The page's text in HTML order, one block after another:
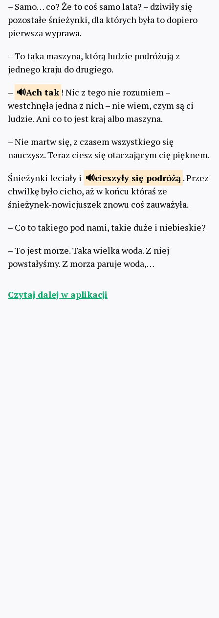
– Samo… co? Że to coś samo lata? – dziwiły się
pozostałe śnieżynki, dla których była to dopiero
pierwsza wyprawa.
– To taka maszyna, którą ludzie podróżują z
jednego kraju do drugiego.
–
Ach tak ! Nic z tego nie rozumiem –
westchnęła jedna z nich – nie wiem, czym są ci
ludzie. Ani co to jest kraj albo maszyna.
– Nie martw się, z czasem wszystkiego się
nauczysz. Teraz ciesz się otaczającym cię pięknem.
Śnieżynki leciały i
cieszyły się podróżą . Przez
chwilkę było cicho, aż w końcu któraś ze
śnieżynek-nowicjuszek znowu coś zauważyła.
– Co to takiego pod nami, takie duże i niebieskie?
– To jest morze. Taka wielka woda. Z niej
powstałyśmy. Z morza paruje woda,…
Czytaj dalej w aplikacji